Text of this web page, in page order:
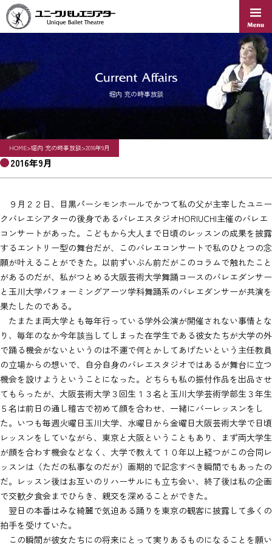
content
堀内 充の時事放談
HOME>堀内 充の時事放談>2016年9月
2016年9月
９月２２日、目黒パーシモンホールでかつて私の父が主宰したユニー
クバレエシアターの後身であるバレエスタジオHORIUCHI主催のバレエ
コンサートがあった。こどもから大人まで日頃のレッスンの成果を披露
するエントリー型の舞台だが、このバレエコンサートで私のひとつの念
願が叶えることができた。以前ずいぶん前だがこのコラムで触れたこと
があるのだが、私がつとめる大阪芸術大学舞踊コースのバレエダンサー
と玉川大学パフォーミングアーツ学科舞踊系のバレエダンサーが共演を
果たしたのである。
たまたま両大学とも毎年行っている学外公演が開催されない事情とな
り、毎年のなか今年該当してしまった在学生である彼女たちが大学の外
で踊る機会がないというのは不運で何とかしてあげたいという主任教員
の立場からの想いで、自分自身のバレエスタジオではあるが舞台に立つ
機会を設けようということになった。どちらも私の振付作品を出品させ
てもらったが、大阪芸術大学３回生１３名と玉川大学芸術学部生３年生
５名は前日の通し稽古で初めて顔を合わせ、一緒にバーレッスンをし
た。いつも毎週火曜日玉川大学、水曜日から金曜日大阪芸術大学で日頃
レッスンをしていながら、東京と大阪ということもあり、まず両大学生
が顔を合わす機会などなく、大学で教えて１０年以上経つがこの合同レ
ッスンは（ただの私事なのだが）画期的で記念すべき瞬間でもあったの
だ。レッスン後はお互いのリハーサルにも立ち会い、終了後は私の企画
で交歓夕食会までひらき、親交を深めることができた。
翌日の本番はみな綺麗で気迫ある踊りを東京の観客に披露して多くの
拍手を受けていた。
この瞬間が彼女たちにの将来にとって実りあるものになることを願い